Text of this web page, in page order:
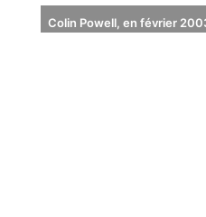
Colin Powell, en février
censée prouver que l’Irak